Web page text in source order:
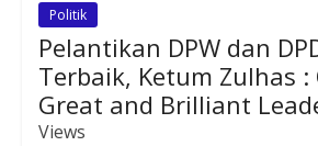
Politik
Pelantikan DPW dan
Terbaik, Ketum Zulhas :
Great and Brilliant
Views